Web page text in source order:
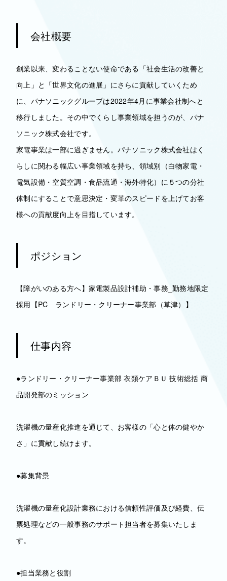
会社概要
創業以来、変わることない使命である「社会生活の改善と
向上」と「世界文化の進展」にさらに貢献していくため
に、パナソニックグループは2022年4月に事業会社制へと
移行しました。その中でくらし事業領域を担うのが、パナ
ソニック株式会社です。
家電事業は一部に過ぎません。パナソニック株式会社はく
らしに関わる幅広い事業領域を持ち、領域別（白物家電・
電気設備・空質空調・食品流通・海外特化）に５つの分社
体制にすることで意思決定・変革のスピードを上げてお客
様への貢献度向上を目指しています。
ポジション
【障がいのある方へ】家電製品設計補助・事務_勤務地限定
採用【PC ランドリー・クリーナー事業部（草津）】
仕事内容
●ランドリー・クリーナー事業部 衣類ケアＢＵ 技術総括 商
品開発部のミッション
洗濯機の量産化推進を通じて、お客様の「心と体の健やか
さ」に貢献し続けます。
●募集背景
洗濯機の量産化設計業務における信頼性評価及び経費、伝
票処理などの一般事務のサポート担当者を募集いたしま
す。
●担当業務と役割